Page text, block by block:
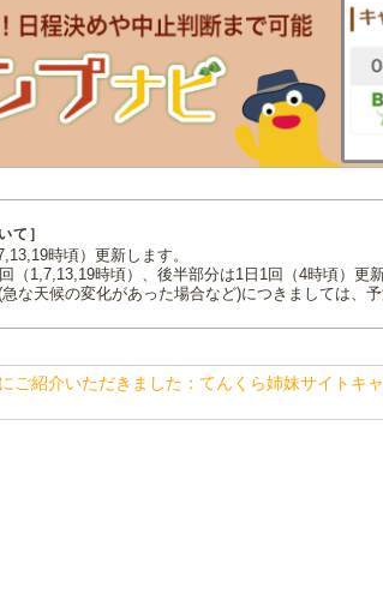
て］
時頃）更新します。
（1,7,13,19時頃）、後半部分は1日1回（4時頃）更新
な天候の変化があった場合など)につきましては、
ご紹介いただきました：てんくら姉妹サイトキ